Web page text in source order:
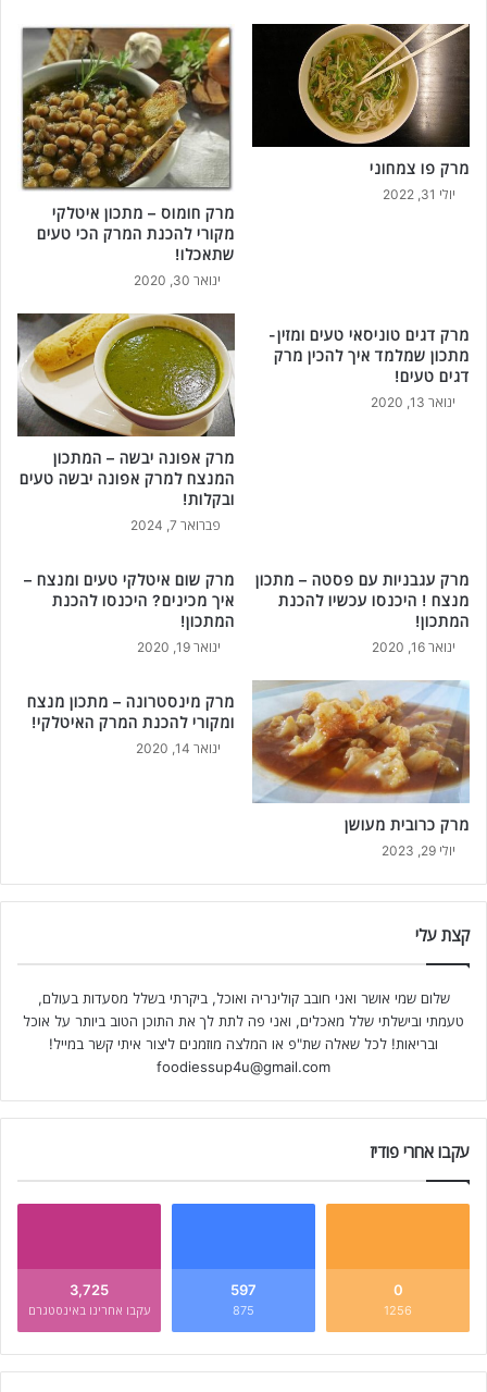
מרק פו צמחוני
יולי 31, 2022
מרק חומוס – מתכון איטלקי
מקורי להכנת המרק הכי טעים
שתאכלו!
ינואר 30, 2020
מרק דגים טוניסאי טעים ומזין-
מתכון שמלמד איך להכין מרק
דגים טעים!
ינואר 13, 2020
מרק אפונה יבשה – המתכון
המנצח למרק אפונה יבשה טעים
ובקלות!
פברואר 7, 2024
מרק עגבניות עם פסטה – מתכון
מנצח ! היכנסו עכשיו להכנת
המתכון!
ינואר 16, 2020
מרק שום איטלקי טעים ומנצח –
איך מכינים? היכנסו להכנת
המתכון!
ינואר 19, 2020
מרק כרובית מעושן
יולי 29, 2023
מרק מינסטרונה – מתכון מנצח
ומקורי להכנת המרק האיטלקי!
ינואר 14, 2020
קצת עלי
שלום שמי אושר ואני חובב קולינריה ואוכל, ביקרתי בשלל מסעדות בעולם,
טעמתי ובישלתי שלל מאכלים, ואני פה לתת לך את התוכן הטוב ביותר על אוכל
ובריאות! לכל שאלה שת"פ או המלצה מוזמנים ליצור איתי קשר במייל!
foodiessup4u@gmail.com
עקבו אחרי פודיז
0
1256
597
875
3,725
עקבו אחרינו באינסטגרם